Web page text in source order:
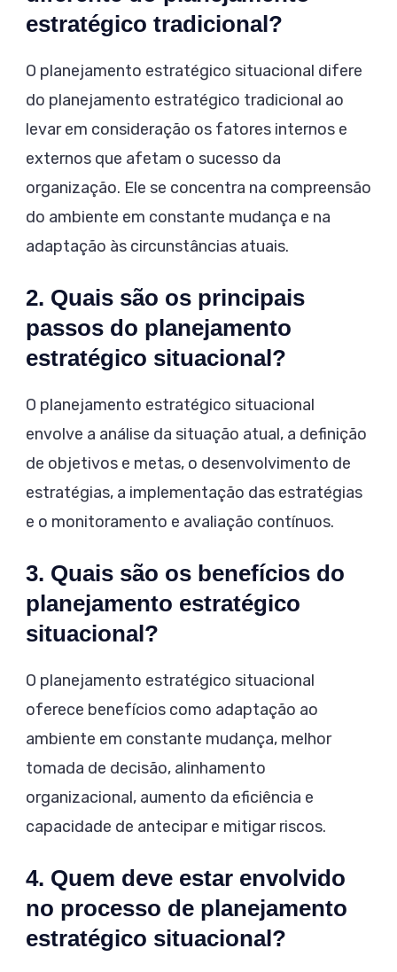
estratégico tradicional?
O planejamento estratégico situacional difere
do planejamento estratégico tradicional ao
levar em consideração os fatores internos e
externos que afetam o sucesso da
organização. Ele se concentra na compreensão
do ambiente em constante mudança e na
adaptação às circunstâncias atuais.
2. Quais são os principais
passos do planejamento
estratégico situacional?
O planejamento estratégico situacional
envolve a análise da situação atual, a definição
de objetivos e metas, o desenvolvimento de
estratégias, a implementação das estratégias
e o monitoramento e avaliação contínuos.
3. Quais são os benefícios do
planejamento estratégico
situacional?
O planejamento estratégico situacional
oferece benefícios como adaptação ao
ambiente em constante mudança, melhor
tomada de decisão, alinhamento
organizacional, aumento da eficiência e
capacidade de antecipar e mitigar riscos.
4. Quem deve estar envolvido
no processo de planejamento
estratégico situacional?